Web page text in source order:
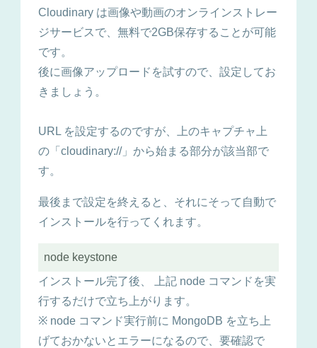
Cloudinary は画像や動画のオンラインストレー
ジサービスで、無料で2GB保存することが可能
です。
後に画像アップロードを試すので、設定してお
きましょう。
URL を設定するのですが、上のキャプチャ上
の「cloudinary://」から始まる部分が該当部で
す。
最後まで設定を終えると、それにそって自動で
インストールを行ってくれます。
インストール完了後、 上記 node コマンドを実
行するだけで立ち上がります。
※ node コマンド実行前に MongoDB を立ち上
げておかないとエラーになるので、要確認で